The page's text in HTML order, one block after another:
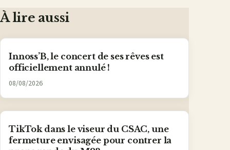
À lire aussi
Innoss’B, le concert de ses rêves est
officiellement annulé !
08/08/2026
TikTok dans le viseur du CSAC, une
fermeture envisagée pour contrer la